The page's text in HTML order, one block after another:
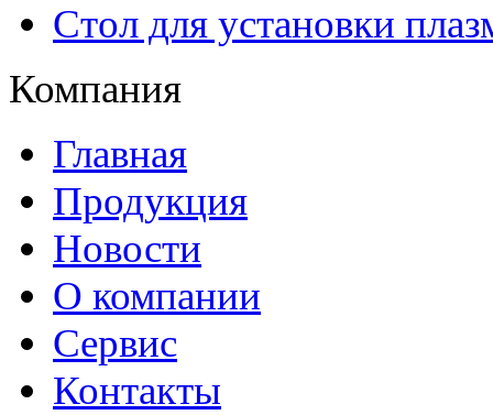
Стол для установки
Компания
Главная
Продукция
Новости
О компании
Сервис
Контакты